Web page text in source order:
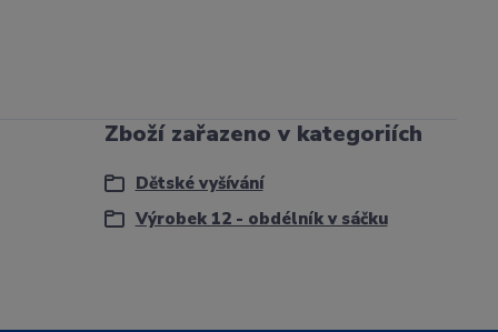
Zboží zařazeno v kategoriích
Dětské vyšívání
Výrobek 12 - obdélník v sáčku